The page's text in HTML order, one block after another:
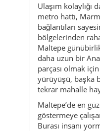
Ulaşım kolaylığı
metro hattı,
bağlantıları
bölgelerinden
Maltepe
daha uzun bir
parçası olmak
yürüyüşü, başka
tekrar mahalle
Maltepe’de en
göstermeye
Burası insanı